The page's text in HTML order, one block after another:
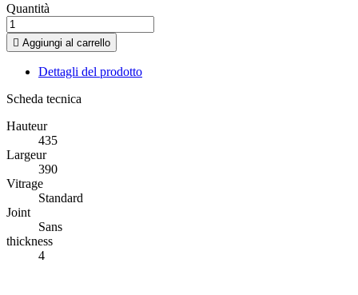
Quantità
 Aggiungi al carrello
Dettagli del prodotto
Scheda tecnica
Hauteur
435
Largeur
390
Vitrage
Standard
Joint
Sans
thickness
4